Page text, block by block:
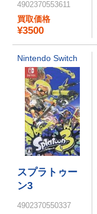
マリオギャラ
クシー 2
4902370553611
買取価格
¥3500
Nintendo Switch
スプラトゥー
ン3
4902370550337